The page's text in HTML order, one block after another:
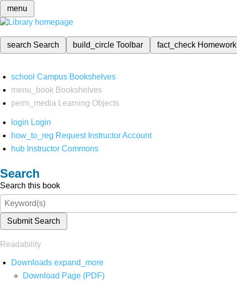
menu
search Search build_circleToolbar fact_check Homework
school Campus Bookshelves
menu_book Bookshelves
perm_media
Learning Objects
login Login
how_to_reg Request Instructor Account
hub Instructor Commons
Search
Search this book
Submit Search
Readability
Downloads expand_more
Download Page (PDF)